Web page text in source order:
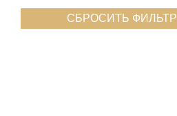
СБРОСИТЬ ФИЛЬТР